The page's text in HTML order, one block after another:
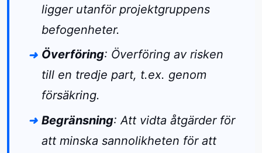
ligger utanför projektgruppens
befogenheter.
Överföring: Överföring av risken
till en tredje part, t.ex. genom
försäkring.
Begränsning: Att vidta åtgärder för
att minska sannolikheten för att